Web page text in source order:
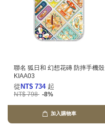
聯名 狐日和 幻想花磚 防摔手機殼
KIAA03
從 NT$ 734 起
NT$ 798 -8%
加入購物車